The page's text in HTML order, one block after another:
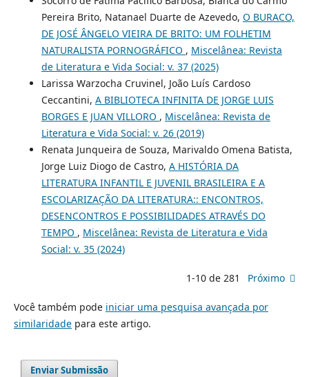
Pereira Brito, Natanael Duarte de Azevedo, O BURACO,
DE JOSÉ ÂNGELO VIEIRA DE BRITO: UM FOLHETIM
NATURALISTA PORNOGRÁFICO , Miscelânea: Revista
de Literatura e Vida Social: v. 37 (2025)
Larissa Warzocha Cruvinel, João Luís Cardoso
Ceccantini, A BIBLIOTECA INFINITA DE JORGE LUIS
BORGES E JUAN VILLORO , Miscelânea: Revista de
Literatura e Vida Social: v. 26 (2019)
Renata Junqueira de Souza, Marivaldo Omena Batista,
Jorge Luiz Diogo de Castro, A HISTÓRIA DA
LITERATURA INFANTIL E JUVENIL BRASILEIRA E A
ESCOLARIZAÇÃO DA LITERATURA:: ENCONTROS,
DESENCONTROS E POSSIBILIDADES ATRAVÉS DO
TEMPO , Miscelânea: Revista de Literatura e Vida
Social: v. 35 (2024)
1-10 de 281 Próximo
Você também pode iniciar uma pesquisa avançada por
similaridadepara este artigo.
Enviar Submissão